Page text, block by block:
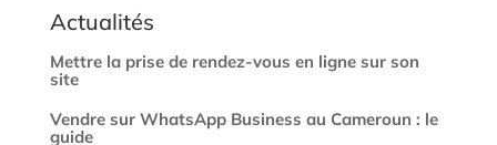
Actualités
Mettre la prise de rendez-vous en ligne sur son
site
Vendre sur WhatsApp Business au Cameroun : le
guide